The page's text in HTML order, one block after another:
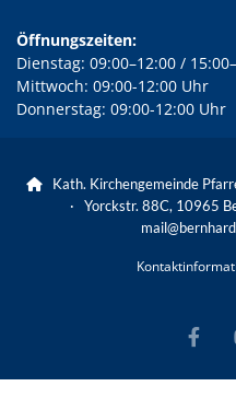
Öffnungszeiten:
Dienstag: 09:00–12:00 /
Mittwoch: 09:00-12:00 Uhr
Donnerstag: 09:00-12:00 Uhr

Kath. Kirchengemeinde
· Yorckstr. 88C, 10965